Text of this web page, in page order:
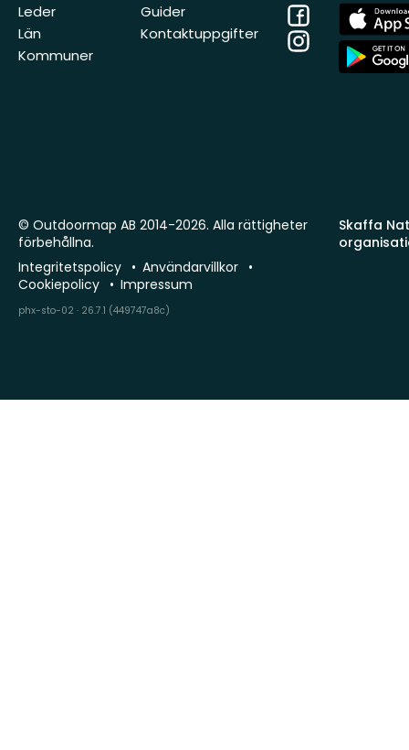
Leder
Län
Kommuner
Guider
Kontaktuppgifter
Facebook
Instagram
App
Store
App
Store
Skaffa
© Outdoormap AB 2014-2026. Alla rättigheter
förbehållna.
Integritetspolicy
Användarvillkor
Cookiepolicy
Impressum
phx-sto-02 · 26.7.1 (449747a8c)